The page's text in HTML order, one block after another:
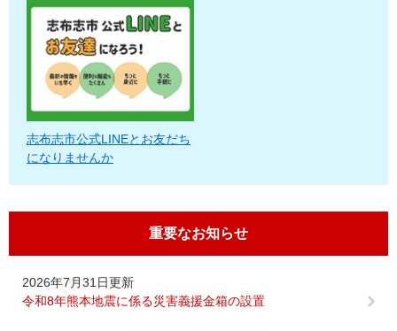
志布志市公式LINEとお友だち
になりませんか
重要なお知らせ
2026年7月31日更新
令和8年熊本地震に係る災害義援金箱の設置